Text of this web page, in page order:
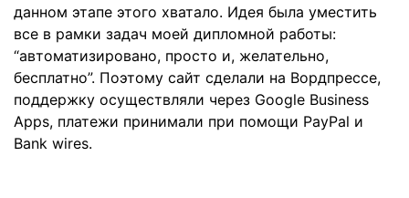
данном этапе этого хватало. Идея была уместить
все в рамки задач моей дипломной работы:
“автоматизировано, просто и, желательно,
бесплатно”. Поэтому сайт сделали на Вордпрессе,
поддержку осуществляли через Google Business
Apps, платежи принимали при помощи PayPal и
Bank wires.